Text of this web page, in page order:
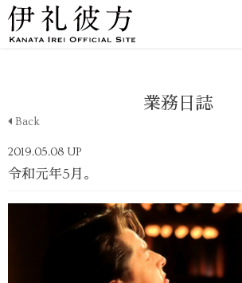
業務日誌
Back
2019.05.08 UP
令和元年5月。